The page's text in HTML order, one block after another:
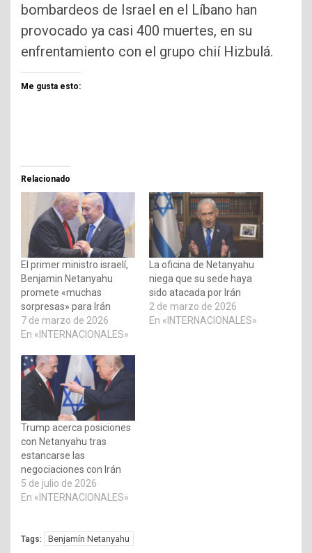
bombardeos de Israel en el Líbano han
provocado ya casi 400 muertes, en su
enfrentamiento con el grupo chií Hizbulá.
Me gusta esto:
Relacionado
El primer ministro israelí,
Benjamin Netanyahu
promete «muchas
sorpresas» para Irán
7 de marzo de 2026
En «INTERNACIONALES»
La oficina de Netanyahu
niega que su sede haya
sido atacada por Irán
2 de marzo de 2026
En «INTERNACIONALES»
Trump acerca posiciones
con Netanyahu tras
estancarse las
negociaciones con Irán
5 de julio de 2026
En «INTERNACIONALES»
Tags: Benjamín Netanyahu